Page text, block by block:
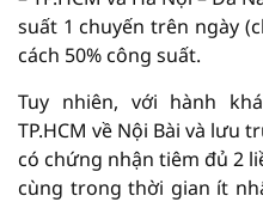
suất 1 chuyến trên ngày
cách 50% công suất.
Tuy nhiên, với hành
TP.HCM về Nội Bài và lưu
có chứng nhận tiêm đủ 2
cùng trong thời gian ít